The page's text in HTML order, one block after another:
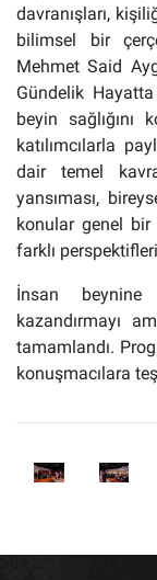
davranışları,
bilimsel bir
Mehmet Said
Gündelik
beyin sağlığını
katılımcılarla
dair temel
yansıması,
konular genel bir
farklı
İnsan beynine
kazandırmayı
tamamlandı.
konuşmacılara